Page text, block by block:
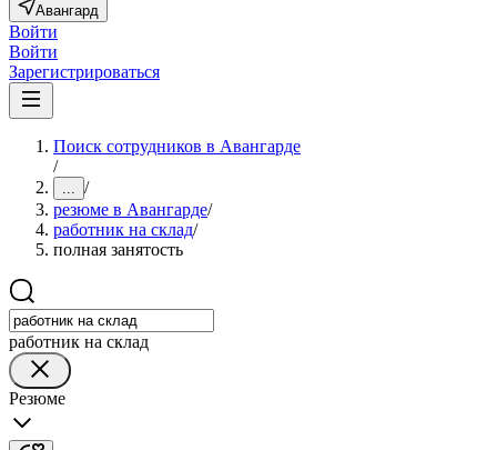
Авангард
Войти
Войти
Зарегистрироваться
Поиск сотрудников в Авангарде
/
... /
резюме в Авангарде/
работник на склад/
полная занятость
работник на склад
Резюме